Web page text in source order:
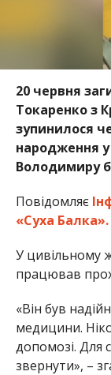
20 червня
Токаренко з
зупинилося
народження
Володимиру
Повідомляє
«Суха Балка».
У цивільному
працював
«Він був
медицини.
допомозі. Для
звернути», –